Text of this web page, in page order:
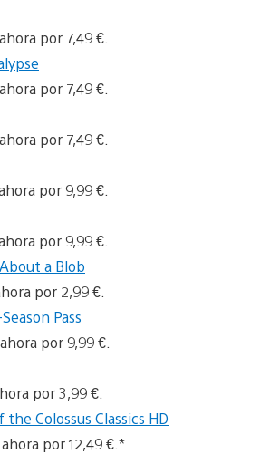
por 7,49 €.
por 7,49 €.
por 7,49 €.
por 9,99 €.
por 9,99 €.
a Blob
por 2,99 €.
Pass
por 9,99 €.
por 3,99 €.
Colossus Classics HD
por 12,49 €.*